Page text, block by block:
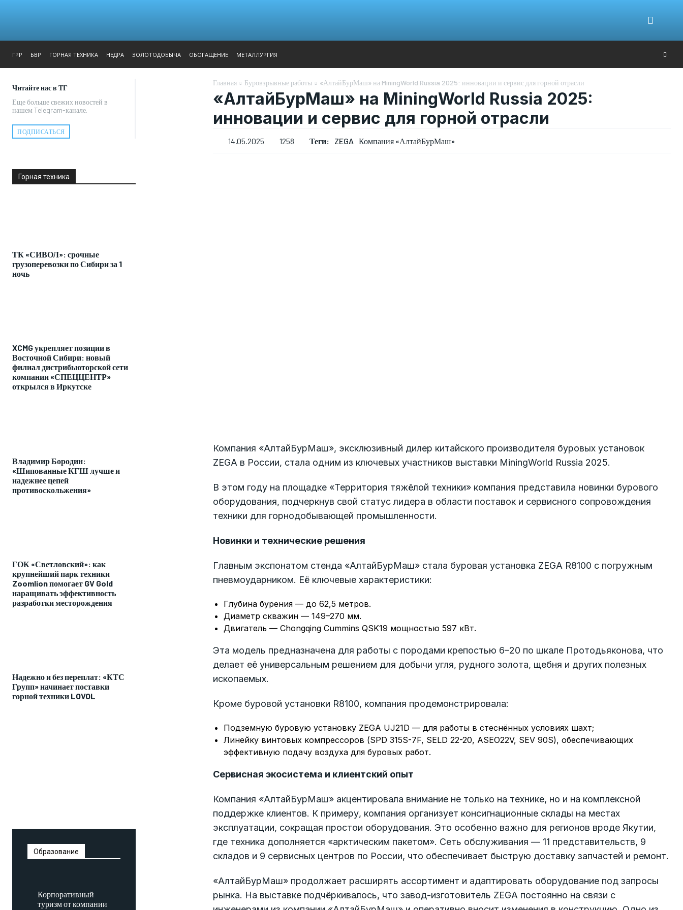
ГРР БВР ГОРНАЯ ТЕХНИКА НЕДРА ЗОЛОТОДОБЫЧА ОБОГАЩЕНИЕ МЕТАЛЛУРГИЯ
Читайте нас в ТГ
Еще больше свежих новостей в
нашем Telegram-канале.
ПОДПИСАТЬСЯ
Горная техника
ТК «СИВОЛ»: срочные
грузоперевозки по Сибири за 1
ночь
XCMG укрепляет позиции в
Восточной Сибири: новый
филиал дистрибьюторской сети
компании «СПЕЦЦЕНТР»
открылся в Иркутске
Владимир Бородин:
«Шипованные КГШ лучше и
надежнее цепей
противоскольжения»
ГОК «Светловский»: как
крупнейший парк техники
Zoomlion помогает GV Gold
наращивать эффективность
разработки месторождения
Надежно и без переплат: «КТС
Групп» начинает поставки
горной техники LOVOL
Образование
Корпоративный
туризм от компании
Главная Буровзрывные работы «АлтайБурМаш» на MiningWorld Russia 2025: инновации и сервис для горной отрасли
«АлтайБурМаш» на MiningWorld Russia 2025:
инновации и сервис для горной отрасли
14.05.2025 1258 Теги: ZEGA Компания «АлтайБурМаш»
Компания «АлтайБурМаш», эксклюзивный дилер китайского производителя буровых установок
ZEGA в России, стала одним из ключевых участников выставки MiningWorld Russia 2025.
В этом году на площадке «Территория тяжёлой техники» компания представила новинки бурового
оборудования, подчеркнув свой статус лидера в области поставок и сервисного сопровождения
техники для горнодобывающей промышленности.
Новинки и технические решения
Главным экспонатом стенда «АлтайБурМаш» стала буровая установка ZEGA R8100 с погружным
пневмоударником. Её ключевые характеристики:
Глубина бурения — до 62,5 метров.
Диаметр скважин — 149–270 мм.
Двигатель — Chongqing Cummins QSK19 мощностью 597 кВт.
Эта модель предназначена для работы с породами крепостью 6–20 по шкале Протодьяконова, что
делает её универсальным решением для добычи угля, рудного золота, щебня и других полезных
ископаемых.
Кроме буровой установки R8100, компания продемонстрировала:
Подземную буровую установку ZEGA UJ21D — для работы в стеснённых условиях шахт;
Линейку винтовых компрессоров (SPD 315S-7F, SELD 22-20, ASEO22V, SEV 90S), обеспечивающих
эффективную подачу воздуха для буровых работ.
Сервисная экосистема и клиентский опыт
Компания «АлтайБурМаш» акцентировала внимание не только на технике, но и на комплексной
поддержке клиентов. К примеру, компания организует консигнационные склады на местах
эксплуатации, сокращая простои оборудования. Это особенно важно для регионов вроде Якутии,
где техника дополняется «арктическим пакетом». Сеть обслуживания — 11 представительств, 9
складов и 9 сервисных центров по России, что обеспечивает быструю доставку запчастей и ремонт.
«АлтайБурМаш» продолжает расширять ассортимент и адаптировать оборудование под запросы
рынка. На выставке подчёркивалось, что завод-изготовитель ZEGA постоянно на связи с